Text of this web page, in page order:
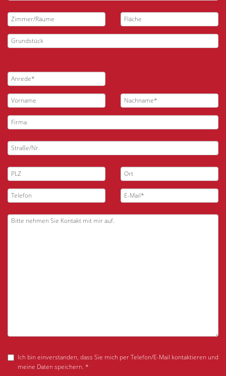
Ich bin einverstanden, dass Sie mich per Telefon/E-Mail kontaktieren und
meine Daten speichern. *